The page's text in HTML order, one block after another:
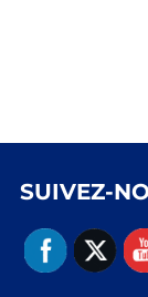
SUIVEZ-